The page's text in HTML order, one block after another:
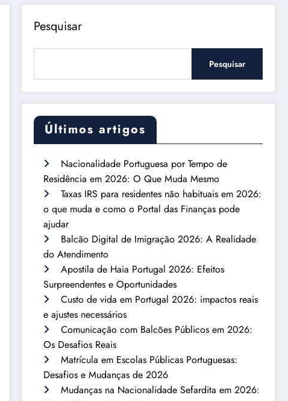
Pesquisar
Pesquisar
Últimos artigos
Nacionalidade Portuguesa por Tempo de
Residência em 2026: O Que Muda Mesmo
Taxas IRS para residentes não habituais em 2026:
o que muda e como o Portal das Finanças pode
ajudar
Balcão Digital de Imigração 2026: A Realidade
do Atendimento
Apostila de Haia Portugal 2026: Efeitos
Surpreendentes e Oportunidades
Custo de vida em Portugal 2026: impactos reais
e ajustes necessários
Comunicação com Balcões Públicos em 2026:
Os Desafios Reais
Matrícula em Escolas Públicas Portuguesas:
Desafios e Mudanças de 2026
Mudanças na Nacionalidade Sefardita em 2026: